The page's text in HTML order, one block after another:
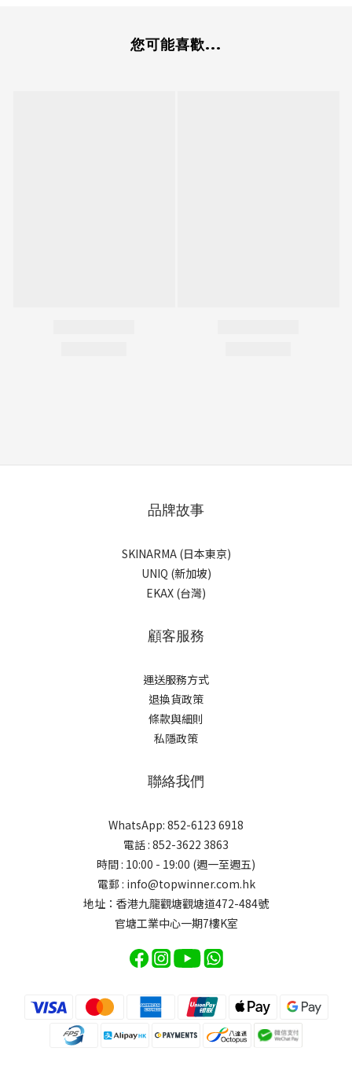
您可能喜歡...
品牌故事
SKINARMA (日本東京)
UNIQ (新加坡)
EKAX (台灣)
顧客服務
運送服務方式
退換貨政策
條款與細則
私隱政策
聯絡我們
WhatsApp: 852-6123 6918
電話 : 852-3622 3863
時間 : 10:00 - 19:00 (週一至週五)
電郵 : info@topwinner.com.hk
地址：香港九龍觀塘觀塘道472-484號
官塘工業中心一期7樓K室